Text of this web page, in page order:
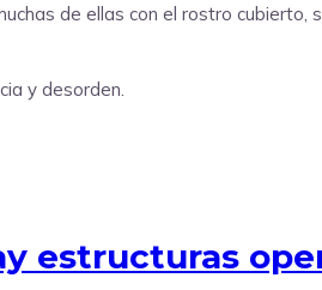
de ellas con el rostro cubierto,
estructuras